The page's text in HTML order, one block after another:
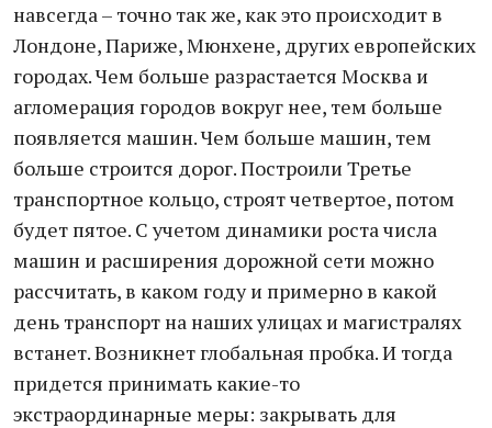
навсегда – точно так же, как это происходит в
Лондоне, Париже, Мюнхене, других европейских
городах. Чем больше разрастается Москва и
агломерация городов вокруг нее, тем больше
появляется машин. Чем больше машин, тем
больше строится дорог. Построили Третье
транспортное кольцо, строят четвертое, потом
будет пятое. С учетом динамики роста числа
машин и расширения дорожной сети можно
рассчитать, в каком году и примерно в какой
день транспорт на наших улицах и магистралях
встанет. Возникнет глобальная пробка. И тогда
придется принимать какие-то
экстраординарные меры: закрывать для